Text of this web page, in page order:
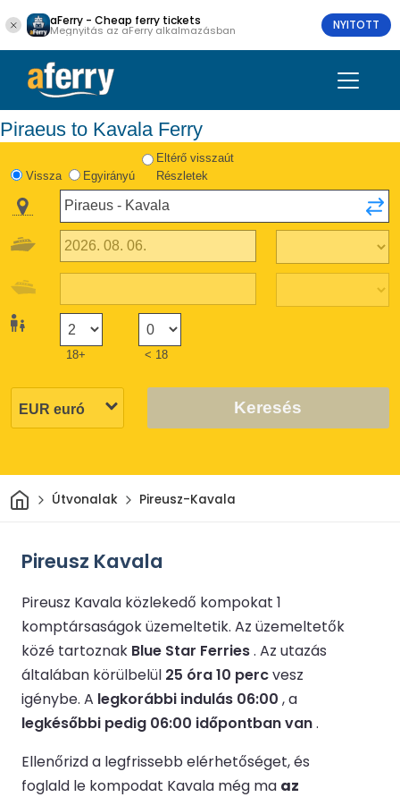
aFerry - Cheap ferry tickets
Megnyitás az aFerry alkalmazásban NYITOTT
Piraeus to Kavala Ferry
Vissza Egyirányú
Eltérő visszaút
Részletek
18+ < 18
Keresés
Otthon
Útvonalak Pireusz-Kavala
Pireusz Kavala
Pireusz Kavala közlekedő kompokat 1
komptársaságok üzemeltetik. Az üzemeltetők
közé tartoznak Blue Star Ferries. Az utazás
általában körülbelül 25 óra 10 percvesz
igénybe. A legkorábbi indulás 06:00 , a
legkésőbbi pedig 06:00 időpontban van.
Ellenőrizd a legfrissebb elérhetőséget, és
foglald le kompodat Kavala még ma az